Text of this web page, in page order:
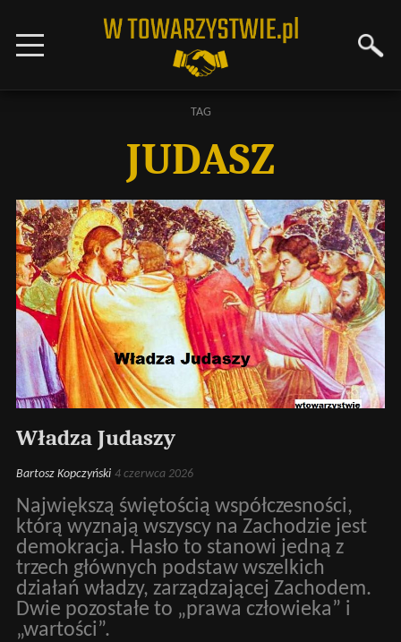
TAG
JUDASZ
Władza Judaszy
Bartosz Kopczyński 4 czerwca 2026
Największą świętością współczesności,
którą wyznają wszyscy na Zachodzie jest
demokracja. Hasło to stanowi jedną z
trzech głównych podstaw wszelkich
działań władzy, zarządzającej Zachodem.
Dwie pozostałe to „prawa człowieka” i
„wartości”.